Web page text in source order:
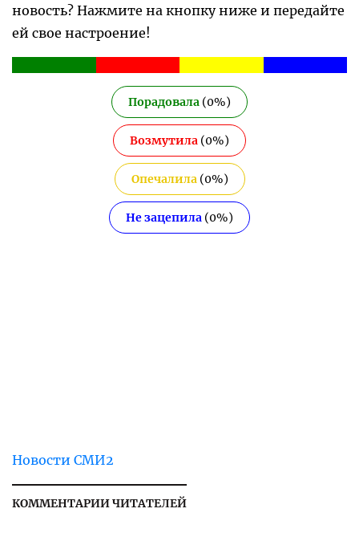
новость? Нажмите на кнопку ниже и передайте
ей свое настроение!
Порадовала (0%)
Возмутила (0%)
Опечалила(0%)
Не зацепила (0%)
Новости СМИ2
КОММЕНТАРИИ ЧИТАТЕЛЕЙ